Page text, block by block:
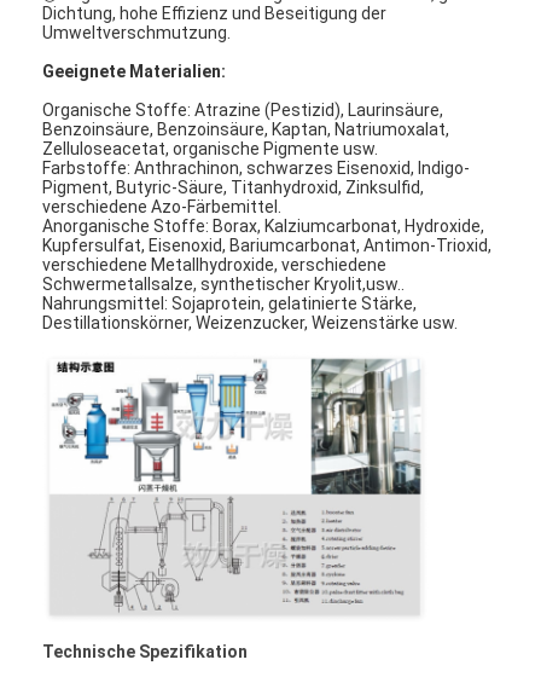
Startseite
Produkte
Über uns
Fabrik Tour
Qualitätskontrolle
Dichtung, hohe Effizienz und Beseitigung der
Umweltverschmutzung.
Geeignete Materialien:
Organische Stoffe: Atrazine (Pestizid), Laurinsäure,
Benzoinsäure, Benzoinsäure, Kaptan, Natriumoxalat,
Zelluloseacetat, organische Pigmente usw.
Farbstoffe: Anthrachinon, schwarzes Eisenoxid, Indigo-
Pigment, Butyric-Säure, Titanhydroxid, Zinksulfid,
verschiedene Azo-Färbemittel.
Anorganische Stoffe: Borax, Kalziumcarbonat, Hydroxide,
Kupfersulfat, Eisenoxid, Bariumcarbonat, Antimon-Trioxid,
verschiedene Metallhydroxide, verschiedene
Schwermetallsalze, synthetischer Kryolit,usw..
Nahrungsmittel: Sojaprotein, gelatinierte Stärke,
Destillationskörner, Weizenzucker, Weizenstärke usw.
Technische Spezifikation